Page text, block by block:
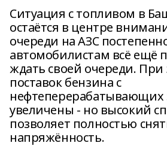
Ситуация с топливом в
остаётся в центре
очереди на АЗС
автомобилистам всё ещё
ждать своей очереди.
поставок бензина с
нефтеперерабатывающих
увеличены - но высокий
позволяет полностью
напряжённость.